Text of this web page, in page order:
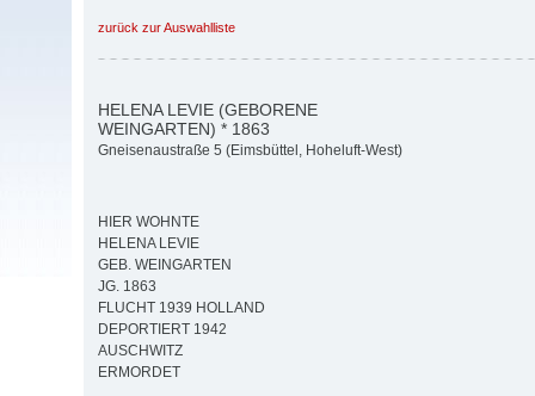
zurück zur Auswahlliste
HELENA LEVIE (GEBORENE
WEINGARTEN) * 1863
Gneisenaustraße 5 (Eimsbüttel, Hoheluft-West)
HIER WOHNTE
HELENA LEVIE
GEB. WEINGARTEN
JG. 1863
FLUCHT 1939 HOLLAND
DEPORTIERT 1942
AUSCHWITZ
ERMORDET